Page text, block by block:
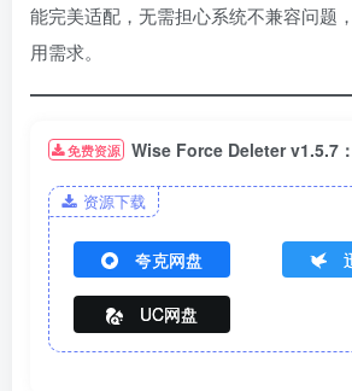
能完美适配，无需担心系统不兼容问题
用需求。
免费资源 Wise Force Deleter v1.5.7
资源下载
夸克网盘
UC网盘